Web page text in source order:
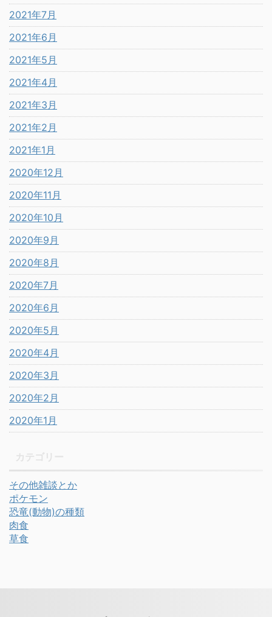
2021年7月
2021年6月
2021年5月
2021年4月
2021年3月
2021年2月
2021年1月
2020年12月
2020年11月
2020年10月
2020年9月
2020年8月
2020年7月
2020年6月
2020年5月
2020年4月
2020年3月
2020年2月
2020年1月
その他雑談とか
ポケモン
恐竜(動物)の種類
肉食
草食